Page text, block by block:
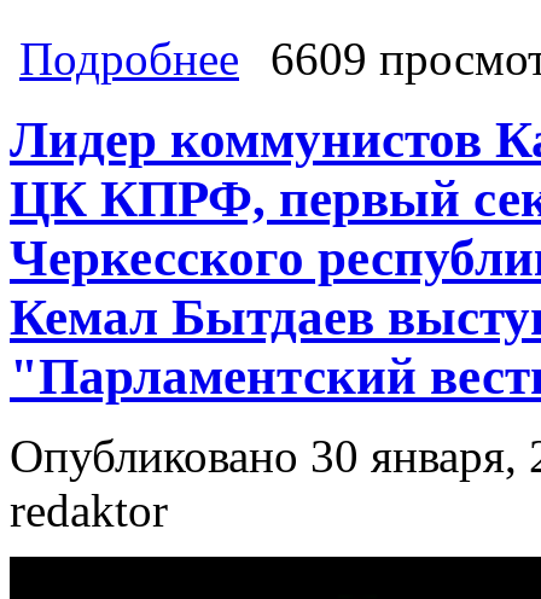
Подробнее о УНИЖЕНИЕ БЕДНОСТЬЮ. О
принимали. «Единая Россия», от
нежелание выполнять установки
6609
Лидер коммунистов
ЦК КПРФ, первый
Черкесского
Кемал Бытдаев
"Парламентский
Опубликовано 30 января,
redaktor